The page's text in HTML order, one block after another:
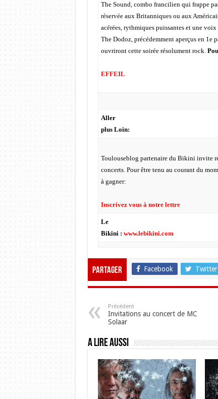
The Sound, combo francilien qui frappe
réservée aux Britanniques ou aux
acérées, rythmiques puissantes et une
The Dodoz, précédemment aperçus en 1e
ouvriront cette soirée résolument rock.
EFFEIL
Aller
plus Loin:
Toulouseblog partenaire du Bikini invite
concerts. Pour être tenu au courant du
à gagner:
Inscrivez vous à notre lettre
Le
Bikini :www.lebikini.com
Partager Facebook Twitter
Précédent
Invitations au concert de MC
Solaar
A lire aussi